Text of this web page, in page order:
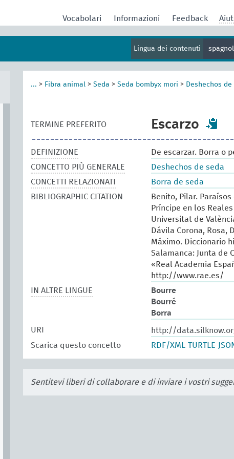
Vocabolari Informazioni Feedback
Lingua dei contenuti
... > Fibra animal > Seda > Seda bombyx mori > Deshechos de
TERMINE PREFERITO Escarzo
DEFINIZIONE
De escarzar. Borra o
CONCETTO PIÙ GENERALE
Deshechos de seda
CONCETTI RELAZIONATI
Borra de seda
BIBLIOGRAPHIC CITATION
Benito, Pilar.
Príncipe en los
Universitat de
Dávila Corona, Rosa,
Máximo. Diccionario
Salamanca: Junta de
«Real Academia
http://www.rae.es/
IN ALTRE LINGUE
Bourre
Bourré
Borra
URI
http://
Scarica questo concetto
RDF/XML TURTLE
Sentitevi liberi di collaborare e di inviare i vostri